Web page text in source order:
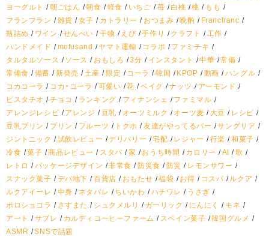
ヨーグルト
朝ごはん 朝食 軽食 いちご 苺 白桃 桃
もも
フランフラン
雑貨 女子 カトラリー おつまみ 晩酌
Francfranc
瓶詰め
ワイン せんべい 干物 えび 手作り クラフト
工作
ハンドメイド
mofusand ヤマト運輸 コラボ
ファミチキ
タルタルソース
ソース おもしろ 3分 インスタント 中華 常備
常備食
備蓄 新発売 土産 限定 コーラ 韓国 KPOP 動画
ハングル
コカコーラ
コカ・コーラ 可愛い 花 ベイク ナッツ
アーモンド
ピスタチオ
チョコ ランキング フィナンシェ
ファミマル
アレンジレシピ
アレンジ 豆乳 オーツミルク オーツ麦 大豆
レシピ
豆乳プリン
プリン フルーツ トクホ 友達がやってるバー
サングリア
ジントニック
試飲レビュー デリバリー 宅配 レジャー 行楽
和菓子
冷食 菓子 商品レビュー スタバ 家 おうち時間 カロリー AI
歌
レトロ
パッケージデザイン 非常食 防災食 防災
レモンサワー
スナック菓子
デパ地下 百貨店 おもたせ 福袋 お得 コスパ
ルクア
ルクアイーレ
中身 ネタバレ ちいかわ ハチワレ
うさぎ
ポロショコラ
さすまた シュクメルリ ガーリック にんにく
モネ
アート
サブレ カルディコーヒーファーム スペイン菓子 韓国グルメ
ASMR
SNSで話題